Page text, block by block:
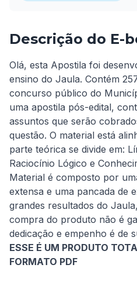
Descrição do E-
Olá, esta Apostila foi
ensino do Jaula. Contém
concurso público do
uma apostila pós-edital,
assuntos que serão
questão. O material está
parte teórica se divide em:
Raciocínio Lógico e
Material é composto por
extensa e uma pancada de
grandes resultados do
compra do produto não é
ESSE É UM PRODUTO
FORMATO PDF